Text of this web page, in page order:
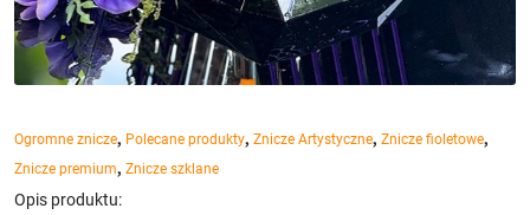
Ogromne znicze, Polecane produkty, Znicze Artystyczne, Znicze fioletowe,
Znicze premium, Znicze szklane
Opis produktu: